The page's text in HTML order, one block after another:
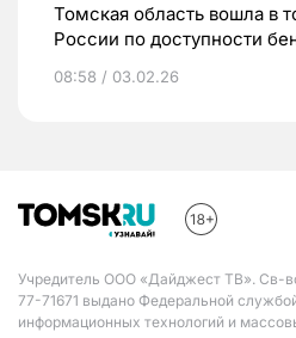
Томская область вошла в
России по доступности
08:58 / 03.02.26
Учредитель ООО «Дайджест ТВ».
77-71671 выдано Федеральной
информационных технологий и